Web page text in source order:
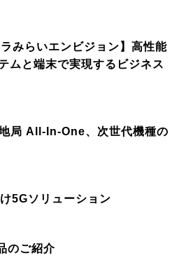
みらいエンビジョン】高性能
ムと端末で実現するビジネス
局 All-In-One、次世代機種の
5Gソリューション
のご紹介